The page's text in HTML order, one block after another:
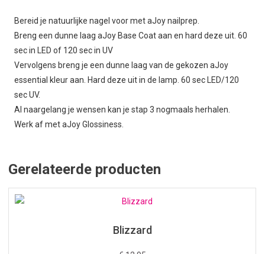
Bereid je natuurlijke nagel voor met aJoy nailprep.
Breng een dunne laag aJoy Base Coat aan en hard deze uit. 60
sec in LED of 120 sec in UV
Vervolgens breng je een dunne laag van de gekozen aJoy
essential kleur aan. Hard deze uit in de lamp. 60 sec LED/120
sec UV.
Al naargelang je wensen kan je stap 3 nogmaals herhalen.
Werk af met aJoy Glossiness.
Gerelateerde producten
Blizzard